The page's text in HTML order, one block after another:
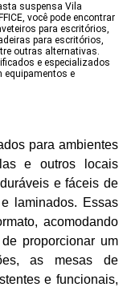
suspensa Vila
você pode encontrar
para escritórios,
para escritórios,
outras alternativas.
e especializados
equipamentos e
para ambientes
e outros locais
e fáceis de
laminados. Essas
acomodando
proporcionar um
as mesas de
e funcionais,